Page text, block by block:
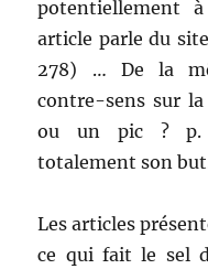
potentiellement
article parle du
278) … De la
contre-sens sur
ou un pic ? p.
totalement son
Les articles
ce qui fait le sel